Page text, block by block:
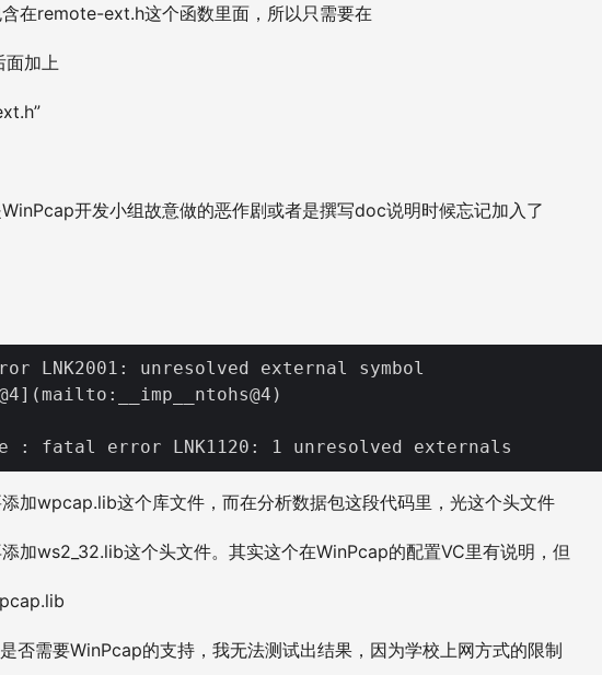
在remote-ext.h这个函数里面，所以只需要在
加上
开发小组故意做的恶作剧或者是撰写doc说明时候忘记加入了
LNK2001: unresolved external symbol
加wpcap.lib这个库文件，而在分析数据包这段代码里，光这个头文件
加ws2_32.lib这个头文件。其实这个在WinPcap的配置VC里有说明，但
否需要WinPcap的支持，我无法测试出结果，因为学校上网方式的限制